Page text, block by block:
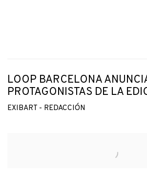
LOOP BARCELONA
PROTAGONISTAS DE LA
EXIBART - REDACCIÓN